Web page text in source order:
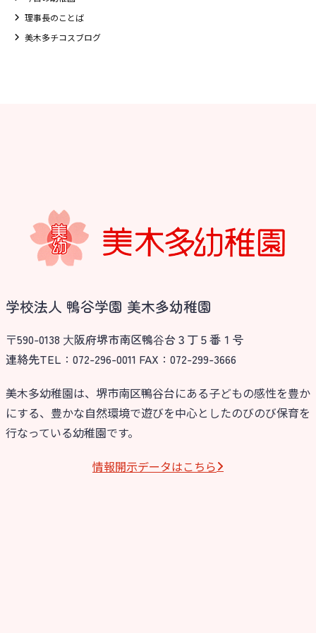
理事長のことば
美木多チコスブログ
学校法人 鴨谷学園 美木多幼稚園
〒590-0138 ⼤阪府堺市南区鴨⾕台３丁５番１号
連絡先TEL：072-296-0011 FAX：072-299-3666
美木多幼稚園は、堺市南区鴨谷台にある子どもの感性を豊か
にする、豊かな自然環境で遊びを中心としたのびのび保育を
行なっている幼稚園です。
情報開⽰データはこちら